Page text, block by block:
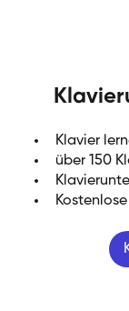
Klavier
über 150